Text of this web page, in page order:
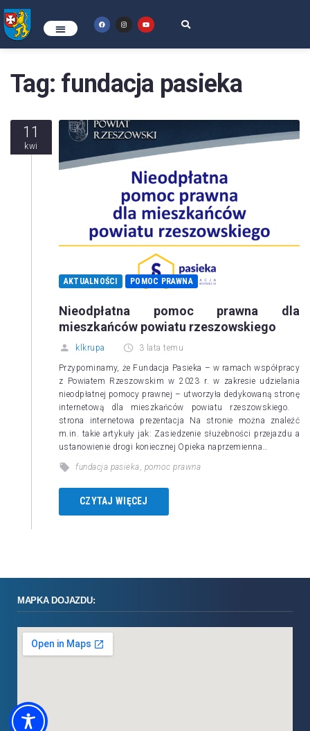
Tag: fundacja pasieka
11
kwi
AKTUALNOŚCI POMOC PRAWNA
Nieodpłatna pomoc prawna dla
mieszkańców powiatu rzeszowskiego
klkrupa 3 lata temu
Przypominamy, że Fundacja Pasieka – w ramach współpracy
z Powiatem Rzeszowskim w 2023 r. w zakresie udzielania
nieodpłatnej pomocy prawnej – utworzyła dedykowaną stronę
internetową dla mieszkańców powiatu rzeszowskiego.
strona internetowa prezentacja Na stronie można znaleźć
m.in. takie artykuły jak: Zasiedzenie służebności przejazdu a
ustanowienie drogi koniecznej Opieka naprzemienna…
fundacja pasieka pomoc prawna
CZYTAJ WIĘCEJ
MAPKA DOJAZDU: